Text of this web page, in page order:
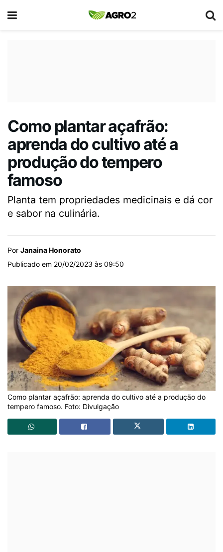
Como plantar açafrão:
aprenda do cultivo até a
produção do tempero
famoso
Planta tem propriedades medicinais e dá cor
e sabor na culinária.
Por Janaina Honorato
Publicado em 20/02/2023 às 09:50
Como plantar açafrão: aprenda do cultivo até a produção do
tempero famoso. Foto: Divulgação